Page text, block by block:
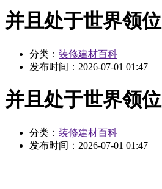
并且处于世界领位
分类： 装修建材百科
发布时间： 2026-07-01 01:47
并且处于世界领位
分类： 装修建材百科
发布时间： 2026-07-01 01:47